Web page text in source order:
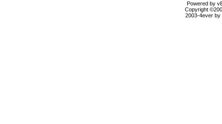
Powered by
Copyright
2003-4ever by